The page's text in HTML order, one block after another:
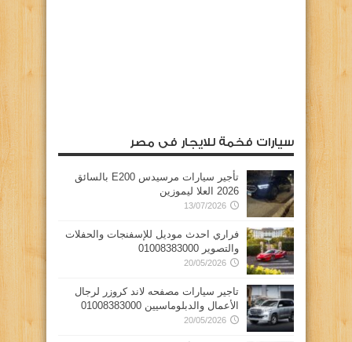
سيارات فخمة للايجار فى مصر
تأجير سيارات مرسيدس E200 بالسائق
2026 العلا ليموزين
13/07/2026
فراري احدث موديل للإسفنجات والحفلات
والتصوير 01008383000
20/05/2026
تاجير سيارات مصفحه لاند كروزر لرجال
الأعمال والدبلوماسيين 01008383000
20/05/2026